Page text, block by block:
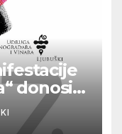
donosi
i